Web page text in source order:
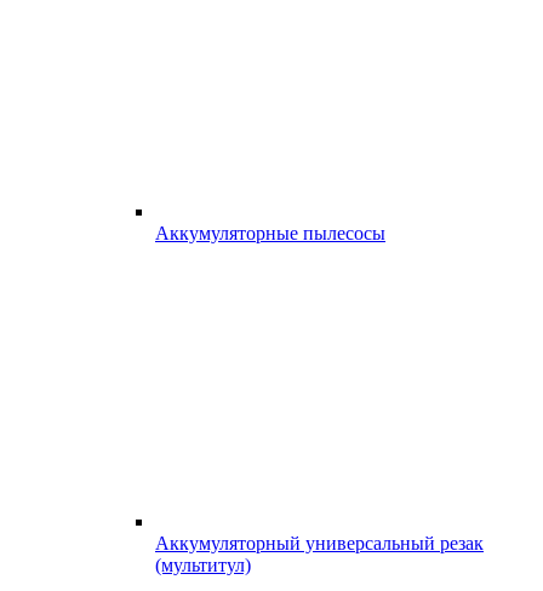
Аккумуляторные пылесосы
Аккумуляторный универсальный резак
(мультитул)